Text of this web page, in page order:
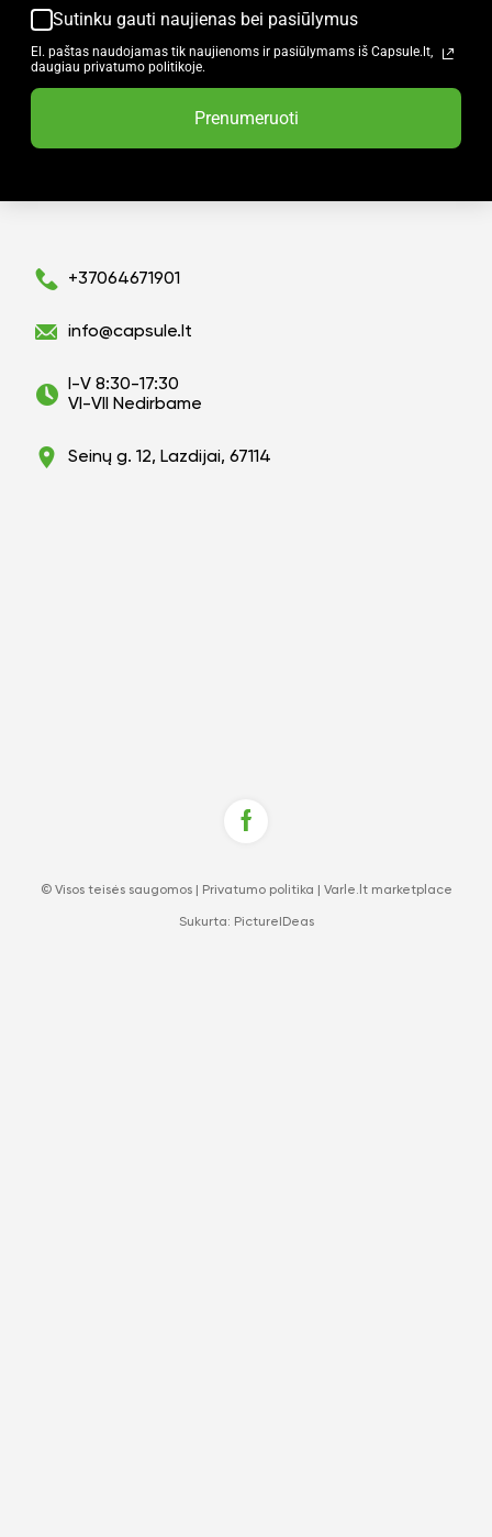
Sutinku gauti naujienas bei pasiūlymus
El. paštas naudojamas tik naujienoms ir pasiūlymams iš Capsule.lt,
daugiau privatumo politikoje.
Prenumeruoti
+37064671901
info@capsule.lt
I-V 8:30-17:30
VI-VII Nedirbame
Seinų g. 12, Lazdijai, 67114
© Visos teisės saugomos | Privatumo politika Varle.lt marketplace
Sukurta: PictureIDeas